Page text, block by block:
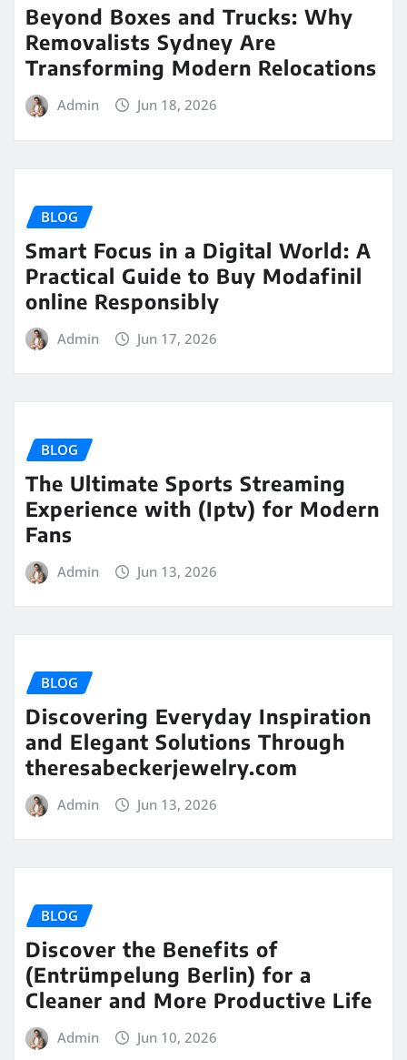
Beyond Boxes and Trucks: Why
Removalists Sydney Are
Transforming Modern Relocations
Admin Jun 18, 2026
BLOG
Smart Focus in a Digital World: A
Practical Guide to Buy Modafinil
online Responsibly
Admin Jun 17, 2026
BLOG
The Ultimate Sports Streaming
Experience with (Iptv) for Modern
Fans
Admin Jun 13, 2026
BLOG
Discovering Everyday Inspiration
and Elegant Solutions Through
theresabeckerjewelry.com
Admin Jun 13, 2026
BLOG
Discover the Benefits of
(Entrümpelung Berlin) for a
Cleaner and More Productive Life
Admin Jun 10, 2026